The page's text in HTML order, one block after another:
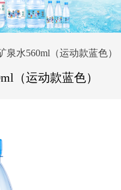
泉水
泉水560ml（运动款蓝色）
（运动款蓝色）